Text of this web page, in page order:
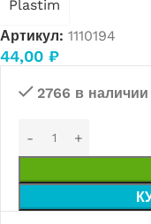
Plastim
Артикул: 1110194
44,00 ₽
2766 в наличии